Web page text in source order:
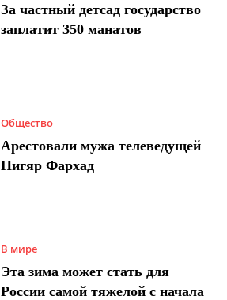
За частный детсад государство
заплатит 350 манатов
Общество
Арестовали мужа телеведущей
Нигяр Фархад
В мире
Эта зима может стать для
России самой тяжелой с начала